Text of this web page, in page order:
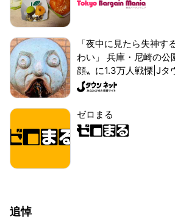
「夜中に見たら失神す
わい」 兵庫・尼崎の公
顔〟に1.3万人戦慄|Jタ
ゼロまる
追悼